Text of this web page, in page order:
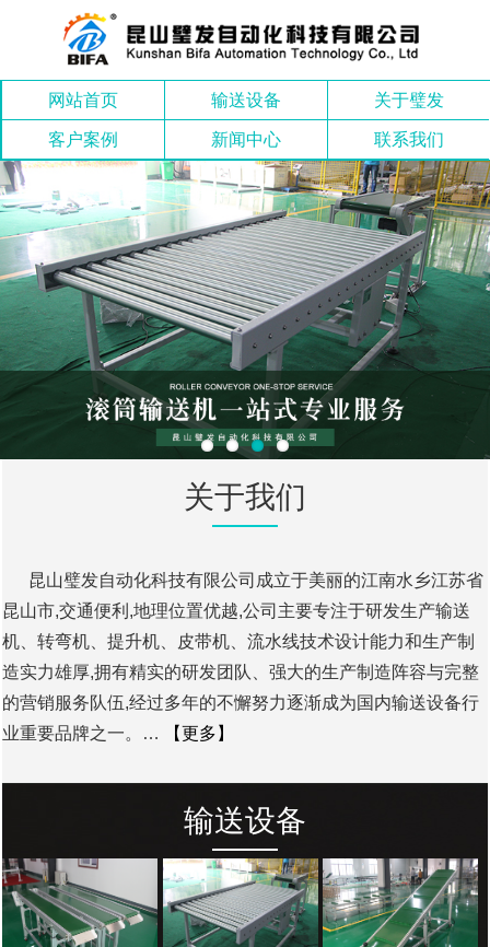
网站首页 输送设备 关于璧发
客户案例 新闻中心 联系我们
关于我们
昆山璧发自动化科技有限公司成立于美丽的江南水乡江苏省
昆山市,交通便利,地理位置优越,公司主要专注于研发生产输送
机、转弯机、提升机、皮带机、流水线技术设计能力和生产制
造实力雄厚,拥有精实的研发团队、强大的生产制造阵容与完整
的营销服务队伍,经过多年的不懈努力逐渐成为国内输送设备行
业重要品牌之一。…
【更多】
输送设备